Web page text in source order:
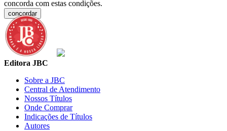
concorda com estas condições.
concordar
Editora JBC
Sobre a JBC
Central de Atendimento
Nossos Títulos
Onde Comprar
Indicações de Títulos
Autores